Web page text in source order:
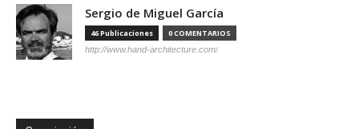
Sergio de Miguel García
46 Publicaciones 0 COMENTARIOS
http://www.hand-architecture.com/